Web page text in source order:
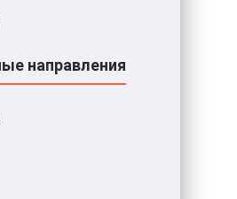
направления